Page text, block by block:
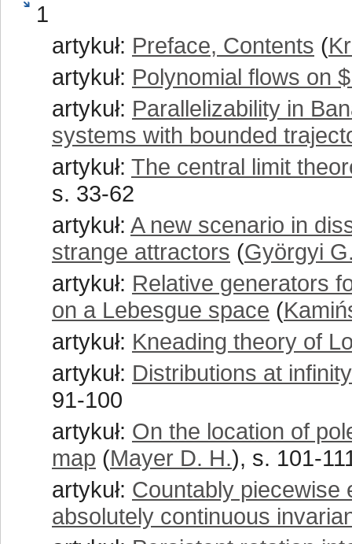
1
artykuł: Preface, Contents (
artykuł: Polynomial flows on
artykuł: Parallelizability in
systems with bounded
artykuł: The central limit
s. 33-62
artykuł: A new scenario in
strange attractors (Györgyi
artykuł: Relative generators
on a Lebesgue space (
artykuł: Kneading theory of
artykuł: Distributions at
91-100
artykuł: On the location of
map (Mayer D. H.), s. 101-
artykuł: Countably piecewise
absolutely continuous